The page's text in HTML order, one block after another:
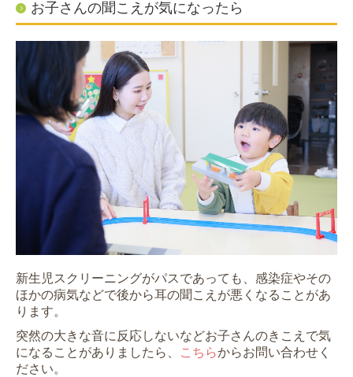
お子さんの聞こえが気になったら
新生児スクリーニングがパスであっても、感染症やその
ほかの病気などで後から耳の聞こえが悪くなることがあ
ります。
突然の大きな音に反応しないなどお子さんのきこえで気
になることがありましたら、
こちらからお問い合わせく
ださい。